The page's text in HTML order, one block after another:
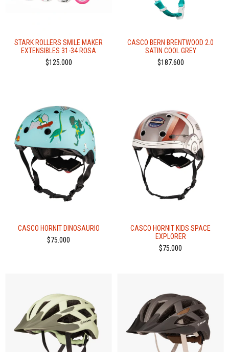
STARK ROLLERS SMILE MAKER
EXTENSIBLES 31-34 ROSA
$125.000
CASCO BERN BRENTWOOD 2.0
SATIN COOL GREY
$187.600
CASCO HORNIT DINOSAURIO
$75.000
CASCO HORNIT KIDS SPACE
EXPLORER
$75.000